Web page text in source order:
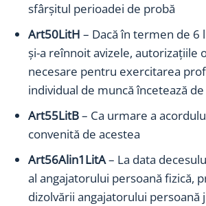
sfârşitul perioadei de probă
Art50LitH – Dacă în termen de 6
și-a reînnoit avizele, autorizațiile
necesare pentru exercitarea
individual de muncă încetează
Art55LitB– Ca urmare a
convenită de acestea
Art56Alin1LitA– La data
al angajatorului persoană fizică,
dizolvării angajatorului persoană